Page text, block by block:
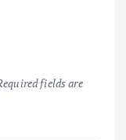
fields are